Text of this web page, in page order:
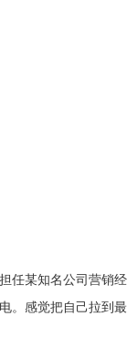
任某知名公司营销
。感觉把自己拉到